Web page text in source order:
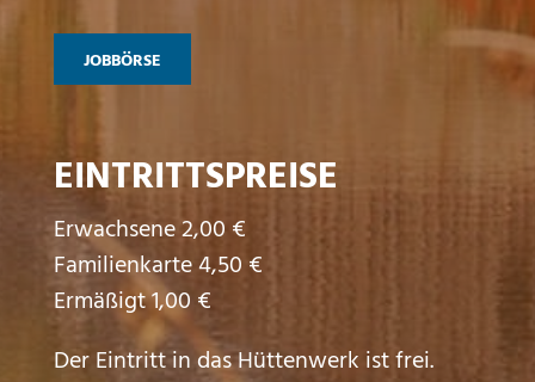
JOBBÖRSE
EINTRITTSPREISE
Erwachsene 2,00 €
Familienkarte 4,50 €
Ermäßigt 1,00 €
Der Eintritt in das Hüttenwerk ist frei.